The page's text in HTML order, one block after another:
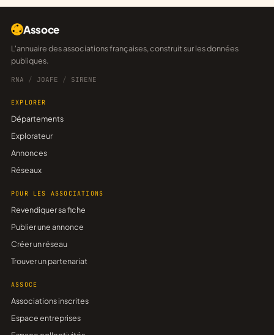
Assoce
L'annuaire des associations françaises, construit sur les données
publiques.
RNA / JOAFE / SIRENE
EXPLORER
Départements
Explorateur
Annonces
Réseaux
POUR LES ASSOCIATIONS
Revendiquer sa fiche
Publier une annonce
Créer un réseau
Trouver un partenariat
ASSOCE
Associations inscrites
Espace entreprises